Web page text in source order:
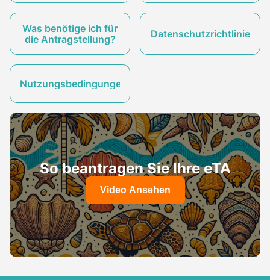
Was benötige ich für
die Antragstellung?
Datenschutzrichtlinie
Nutzungsbedingungen
So beantragen Sie Ihre eTA
Video Ansehen